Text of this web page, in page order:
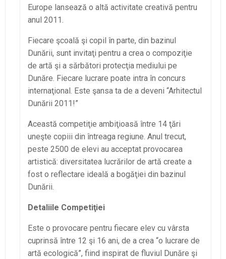
Europe lansează o altă activitate creativă pentru
anul 2011.
Fiecare şcoală şi copil în parte, din bazinul
Dunării, sunt invitaţi pentru a crea o compoziţie
de artă şi a sărbători protecţia mediului pe
Dunăre. Fiecare lucrare poate intra în concurs
internaţional. Este şansa ta de a deveni “Arhitectul
Dunării 2011!”
Această competiţie ambiţioasă între 14 ţări
uneşte copiii din întreaga regiune. Anul trecut,
peste 2500 de elevi au acceptat provocarea
artistică: diversitatea lucrărilor de artă create a
fost o reflectare ideală a bogăţiei din bazinul
Dunării.
Detaliile Competiţiei
Este o provocare pentru fiecare elev cu vârsta
cuprinsă între 12 şi 16 ani, de a crea “o lucrare de
artă ecologică”, fiind inspirat de fluviul Dunăre şi